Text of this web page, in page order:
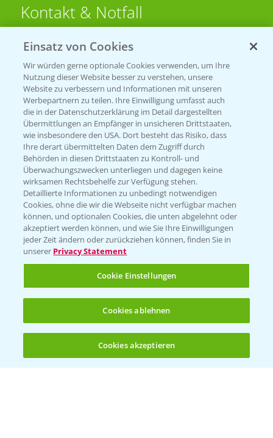
(noch 4)
Kontakt & Notfall
Beratung auf WhatsApp
T.+49 (0)174 346 564 1
KONTAKT
Hilfe in Notfällen
T.+49 (0)214/30-20220
Folgen Sie uns
Allgemeine Nutzungsbedingungen
Datenschutzerklärung
Einsatz von Cookies
Wir würden gerne optionale Cookies verwenden, um Ihre
Nutzung dieser Website besser zu verstehen, unsere
Website zu verbessern und Informationen mit unseren
Werbepartnern zu teilen. Ihre Einwilligung umfasst auch
die in der Datenschutzerklärung im Detail dargestellten
Übermittlungen an Empfänger in unsicheren Drittstaaten,
wie insbesondere den USA. Dort besteht das Risiko, dass
Ihre derart übermittelten Daten dem Zugriff durch
Behörden in diesen Drittstaaten zu Kontroll- und
Überwachungszwecken unterliegen und dagegen keine
wirksamen Rechtsbehelfe zur Verfügung stehen.
Detaillierte Informationen zu unbedingt notwendigen
Cookies, ohne die wir die Webseite nicht verfügbar machen
können, und optionalen Cookies, die unten abgelehnt oder
akzeptiert werden können, und wie Sie Ihre Einwilligungen
jeder Zeit ändern oder zurückziehen können, finden Sie in
unserer Privacy Statement
Cookie Einstellungen
Cookies ablehnen
Cookies akzeptieren